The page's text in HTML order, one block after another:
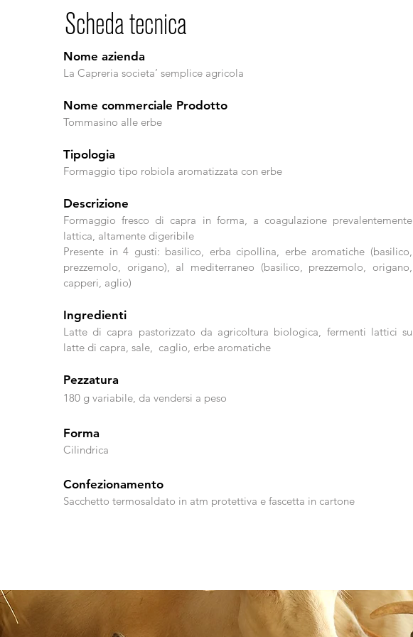
Scheda tecnica
Nome azienda
La Capreria societa’ semplice agricola
Nome commerciale Prodotto
Tommasino alle erbe
Tipologia
Formaggio tipo robiola aromatizzata con erbe
Descrizione
Formaggio fresco di capra in forma, a coagulazione prevalentemente
lattica, altamente digeribile
Presente in 4 gusti: basilico, erba cipollina, erbe aromatiche (basilico,
prezzemolo, origano), al mediterraneo (basilico, prezzemolo, origano,
capperi, aglio)
Ingredienti
Latte di capra pastorizzato da agricoltura biologica, fermenti lattici su
latte di capra, sale, caglio, erbe aromatiche
Pezzatura
180 g variabile, da vendersi a peso
Forma
Cilindrica
Confezionamento​
Sacchetto termosaldato in atm protettiva e fascetta in cartone